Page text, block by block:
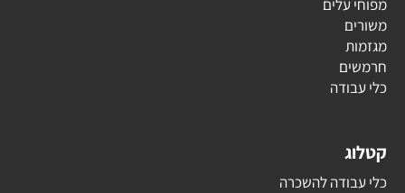
מפוחי עלים
משורים
מגזמות
חרמשים
כלי עבודה
קטלוג
כלי עבודה להשכרה